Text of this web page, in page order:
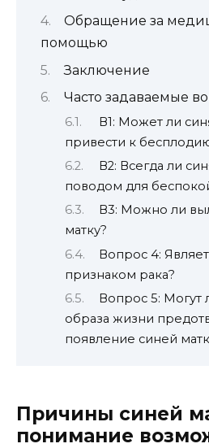
Обращение за
помощью
Заключение
Часто задаваемые
В1: Может ли
привести к
В2: Всегда ли
поводом для
В3: Можно ли
матку?
Вопрос 4:
признаком рака?
Вопрос 5: Могут
образа жизни
появление синей
Причины синей
понимание